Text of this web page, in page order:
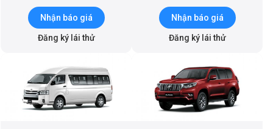
Nhận báo giá
Đăng ký lái thử
Nhận báo giá
Đăng ký lái thử